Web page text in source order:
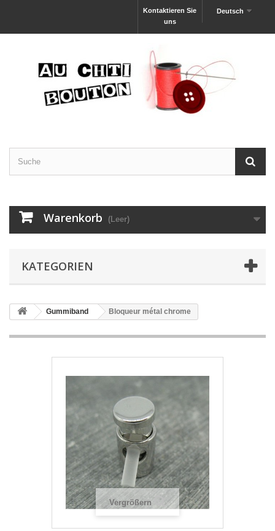
Deutsch
Kontaktieren Sie
uns
Warenkorb (Leer)
KATEGORIEN
Gummiband Bloqueur métal chrome
Vergrößern